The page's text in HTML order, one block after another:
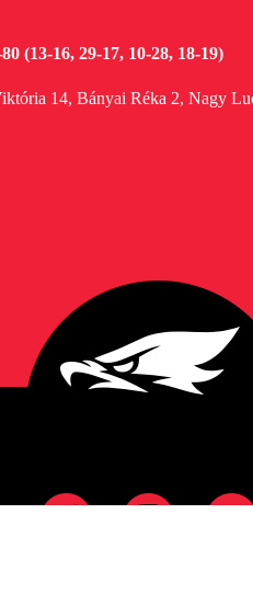
(13-16, 29-17, 10-28, 18-19)
14, Bányai Réka 2, Nagy